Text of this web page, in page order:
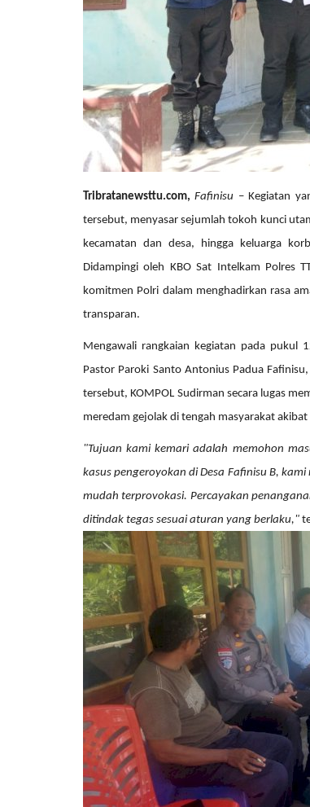
Tribratanewsttu.com,Fafinisu – Kegiatan
tersebut, menyasar sejumlah tokoh kunci
kecamatan dan desa, hingga keluarga
Didampingi oleh KBO Sat Intelkam Polres
komitmen Polri dalam menghadirkan rasa
transparan.
Mengawali rangkaian kegiatan pada pukul
Pastor Paroki Santo Antonius Padua
tersebut, KOMPOL Sudirman secara lugas
meredam gejolak di tengah masyarakat
"Tujuan kami kemari adalah memohon
kasus pengeroyokan di Desa Fafinisu B,
mudah terprovokasi. Percayakan
ditindak tegas sesuai aturan yang berlaku,"
BERIKAN RASA AMAN,
MIOBAR LAKUKAN
Humas Polres Timor Tengah Utara